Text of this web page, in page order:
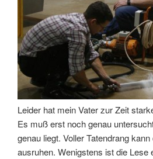
Leider hat mein Vater zur Zeit
Es muß erst noch genau
genau liegt. Voller Tatendrang
ausruhen. Wenigstens ist die Lese